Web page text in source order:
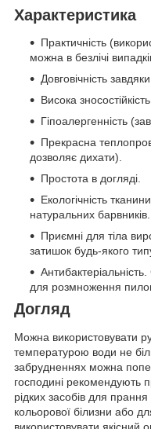
Характеристика
Практичність
можна в безлічі
Довговічність
Висока
Гіпоалергенність
Прекрасна
дозволяє дихати).
Простота в догляді.
Екологічність
натуральних барвників.
Приємні для тіла
затишок будь-якого
для розмноження
Догляд
Можна використовувати
температурою води не
забрудненнях можна
господині рекомендують
рідких засобів для
кольорової білизни або